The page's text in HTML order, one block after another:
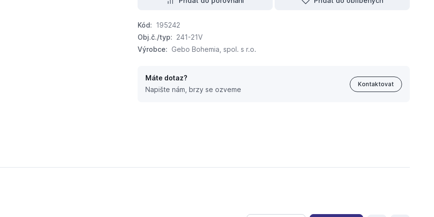
Kód: 195242
Obj.č./typ: 241-21V
Výrobce: Gebo Bohemia, spol. s r.o.
Máte dotaz?
Napište nám, brzy se ozveme
Kontaktovat